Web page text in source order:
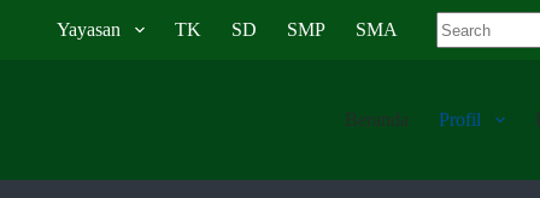
Yayasan TK SD SMP SMA
Beranda Profil